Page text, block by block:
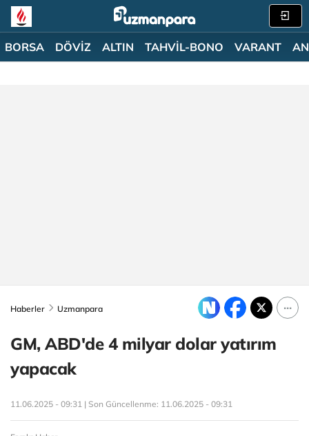
BORSA DÖVİZ ALTIN TAHVİL-BONO VARANT
Haberler Uzmanpara
GM, ABD'de 4 milyar dolar yatırım
yapacak
11.06.2025 - 09:31 | Son Güncellenme: 11.06.2025 - 09:31